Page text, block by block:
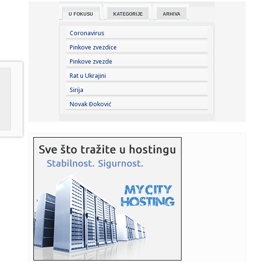
14:52: Preminuo otac Lionela Mesija
14:51:Tuga u porodici Mesi: Preminuo otac slavnog
argentinskog fudbaler...
14:50:Otvorena izložba “Iluzije treba čuvati na sobnoj
temperaturi...
14:49:Dubai u centru kripto-afere od četiri milijarde dolara: SAD
tvrd...
14:45: Humanitarni ponedeljak na Štrandu 10. avgusta: Posetioci
će mo...
14:45:
kandidovala čov...
14:43:Stiže fabrika dronova u Srbiju: Vučić otkrio kada će biti
otv...
14:43:MUP izdao važno upozorenje građanima Srbije: Jedna
mala nepažn...
14:42:Martinu pol na "Silverstounu"
U FOKUSU KATEGORIJE ARHIVA
Coronavirus
Pinkove zvezdice
Pinkove zvezde
Rat u Ukrajini
Sirija
Novak Đoković